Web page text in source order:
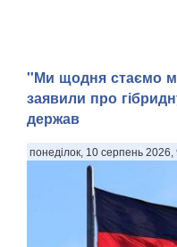
"Ми щодня стаємо
заявили про
держав
понеділок, 10 серпень 2026,